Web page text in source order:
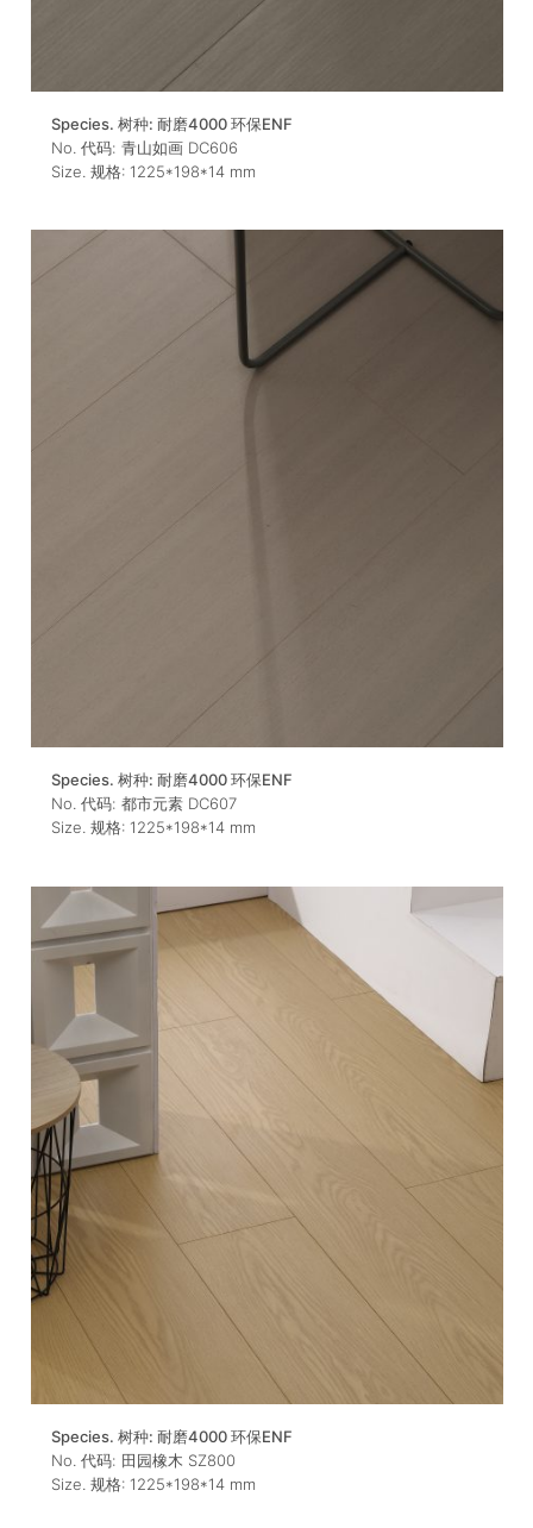
Species. 树种: 耐磨4000 环保ENF
No. 代码: 青山如画 DC606
Size. 规格: 1225*198*14mm
Species. 树种: 耐磨4000 环保ENF
No. 代码: 都市元素 DC607
Size. 规格: 1225*198*14mm
Species. 树种: 耐磨4000 环保ENF
No. 代码: 田园橡木 SZ800
Size. 规格: 1225*198*14mm